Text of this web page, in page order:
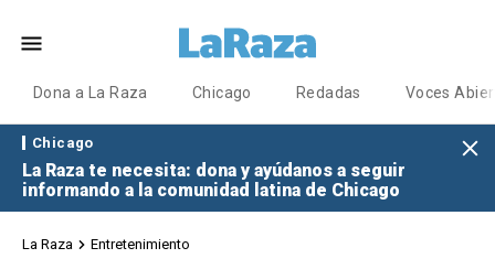
Dona a La Raza Chicago Redadas Voces
Chicago
La Raza te necesita: dona y ayúdanos a seguir
informando a la comunidad latina de Chicago
La Raza Entretenimiento